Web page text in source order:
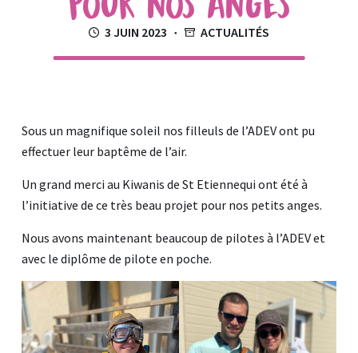
3 JUIN 2023 ACTUALITÉS
Sous un magnifique soleil nos filleuls de l’ADEV ont pu
effectuer leur baptême de l’air.
Un grand merci au Kiwanis de St Etiennequi ont été à
l’initiative de ce très beau projet pour nos petits anges.
Nous avons maintenant beaucoup de pilotes à l’ADEV et
avec le diplôme de pilote en poche.